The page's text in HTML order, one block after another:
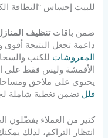
للبيت إحساس “النظافة
ضمن باقاتتنظيف
داعمة تجعل النتيجة
المفروشات للكنب
الأقمشة وليس فقط على
يحتوي على ملاحق
فلل تضمن تغطية شاملة
كثير من العملاء يفضّلون
انتظار التراكم، لذلك